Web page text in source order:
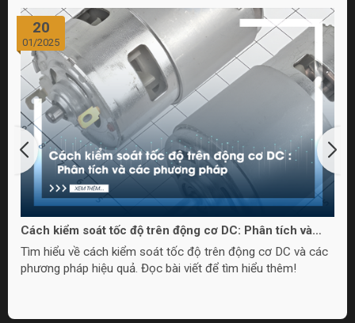
20
01/2025
Cách kiểm soát tốc độ trên động cơ DC: Phân tích và
các phương pháp
Tìm hiểu về cách kiểm soát tốc độ trên động cơ DC và các
phương pháp hiệu quả. Đọc bài viết để tìm hiểu thêm!